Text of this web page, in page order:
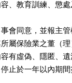
、教育訓練、懲
會同意，並報主
屬保險業之董（
有虛偽、隱匿、
止於一年以內期